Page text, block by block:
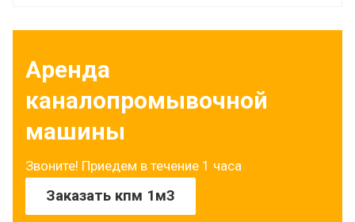
Аренда
каналопромывочной
машины
Звоните! Приедем в течение 1 часа
Заказать кпм 1м3